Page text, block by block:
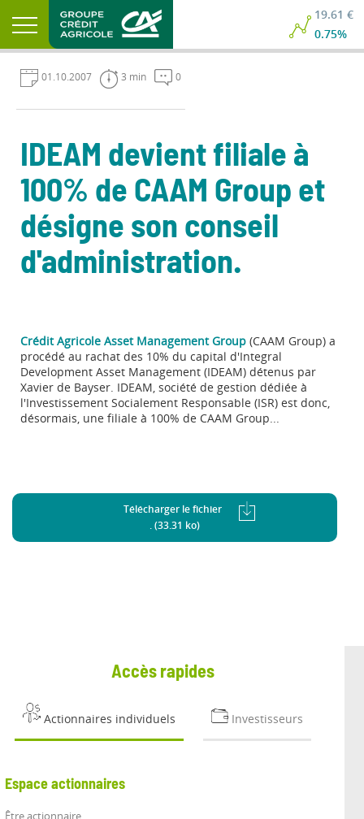
19.61 €
0.75%
01.10.2007 3 min 0
IDEAM devient filiale à
100% de CAAM Group et
désigne son conseil
d'administration.
Crédit Agricole Asset Management Group (CAAM Group) a
procédé au rachat des 10% du capital d'Integral
Development Asset Management (IDEAM) détenus par
Xavier de Bayser. IDEAM, société de gestion dédiée à
l'Investissement Socialement Responsable (ISR) est donc,
désormais, une filiale à 100% de CAAM Group...
Télécharger le fichier
. (33.31 ko)
Accès rapides
Actionnaires individuels Investisseurs
Espace actionnaires
Être actionnaire